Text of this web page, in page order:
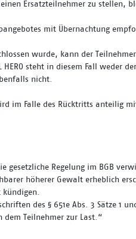
einen Ersatzteilnehmer zu
mit Übernachtung
wurde, kann der
steht in diesem Fall weder
nicht.
im Falle des Rücktritts anteilig
gesetzliche Regelung im BGB
höherer Gewalt erheblich
kündigen.
des § 651e Abs. 3 Sätze 1
Teilnehmer zur Last.“